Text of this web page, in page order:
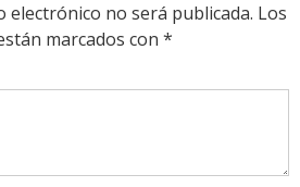
electrónico no será publicada. Los
marcados con *